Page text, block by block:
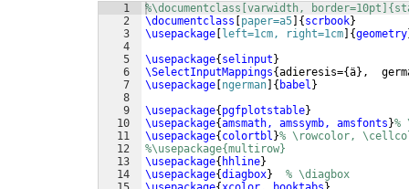
1
2
3
4
5
6
7
8
9
10
11
12
13
14
%\documentclass[varwidth,
\documentclass
paper=a5 { scrbook}
\usepackage
left=1cm, right=1cm {geometry
\usepackage{ selinput }
\SelectInputMappings{adieresis={ä} ,
\usepackage ngerman { babel }
\usepackage{ pgfplotstable}
\usepackage{amsmath, amssymb, amsfonts }%
\usepackage{ colortbl }% \rowcolor,
%\usepackage{multirow}
\usepackage{ hhline}
\usepackage{diagbox}
% \diagbox